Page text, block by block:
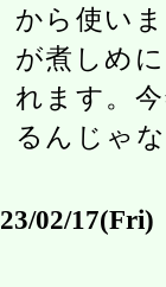
から使い
が煮しめ
れます。
るんじゃ
23/02/17(Fri)